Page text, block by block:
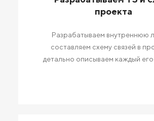
проекта
Разрабатываем внутреннюю
составляем схему связей в
детально описываем каждый его